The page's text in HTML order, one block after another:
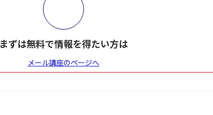
まずは無料で情報を得たい方は
メール講座のページへ